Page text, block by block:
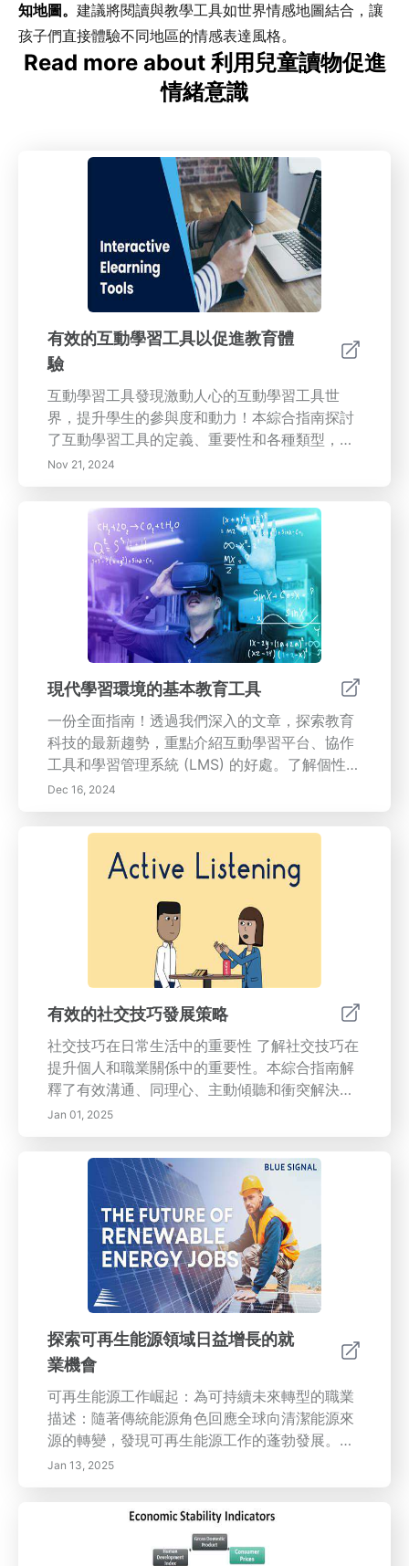
知地圖。 建議將閱讀與教學工具如世界情感地圖結合，讓
孩子們直接體驗不同地區的情感表達風格。
Read more about 利用兒童讀物促進
情緒意識
有效的互動學習工具以促進教育體
驗
互動學習工具發現激動人心的互動學習工具世
界，提升學生的參與度和動力！本綜合指南探討
了互動學習工具的定義、重要性和各種類型，包
括數字仿真、遊戲化教育和協作平台。了解這些
工具的好處，例如個性化的學習體驗和課堂參與
度的提高。了解如何選擇適合您教育需求的工
具，評估用戶友好的功能，並跟上教育技術的未
來趨勢。通過這些創新資源將傳統學習轉變為動
態體驗，以滿足多樣化的學習風格並促進合作。
今天就加入互動教育的革命吧！
Nov 21, 2024
現代學習環境的基本教育工具
一份全面指南！透過我們深入的文章，探索教育
科技的最新趨勢，重點介紹互動學習平台、協作
工具和學習管理系統 (LMS) 的好處。了解個性化
教育應用和沉浸式虛擬實境 (VR) 體驗如何增強
學生的參與感和理解能力。我們深入探討流行平
台如 Kahoot!、Quizlet、Google Classroom 和
其他創新工具，它們促進合作、改善溝通並便於
有效的團隊合作。此外，我們將討論反饋、遊戲
化和數據分析在個性化學習體驗中的重要性。揭
示利用這些技術促進課堂社群感的最佳實踐，同
時應對協作學習環境中可能出現的挑戰。加入我
們，共同塑造教育的未來，探索這些進步如何創
造適應不同學生需求的參與性和有效的學習環
境。閱讀更多，了解教育科技是如何改變學習的
格局！
Dec 16, 2024
有效的社交技巧發展策略
社交技巧在日常生活中的重要性 了解社交技巧在
提升個人和職業關係中的重要性。本綜合指南解
釋了有效溝通、同理心、主動傾聽和衝突解決等
關鍵社交能力。了解如何克服社交焦慮，改善你
的語言和非語言溝通，並通過實用策略發展更強
的人際關係。探索培養同理心、進行主動傾聽和
為社交技能發展設定可實現目標的技巧。無論你
希望在職業上進步還是豐富你的個人生活，掌握
社交技巧對於成功至關重要。今天就開始你成為
更自信、更有效的溝通者的旅程吧！
Jan 01, 2025
探索可再生能源領域日益增長的就
業機會
可再生能源工作崛起：為可持續未來轉型的職業
描述：隨著傳統能源角色回應全球向清潔能源來
源的轉變，發現可再生能源工作的蓬勃發展。本
綜合指南探討了新興職業、必備技能和就業增長
統計數據，強調可再生能源對經濟和環境的重大
影響。了解太陽能、風能和能源效率部門的新職
位機會，重返化石燃料行業工作的必要性，以及
教育和政府政策在塑造未來勞動力中的作用。領
Jan 13, 2025